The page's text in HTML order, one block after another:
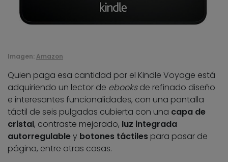
Imagen: Amazon
Quien paga esa cantidad por el Kindle Voyage está
adquiriendo un lector de ebooksde refinado diseño
e interesantes funcionalidades, con una pantalla
táctil de seis pulgadas cubierta con una capa de
cristal, contraste mejorado, luz integrada
autorregulabley botones táctiles para pasar de
página, entre otras cosas.